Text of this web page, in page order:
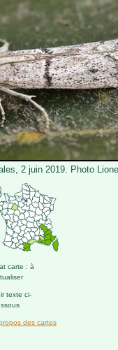
2 juin 2019. Photo
carte : à
texte ci-
des cartes